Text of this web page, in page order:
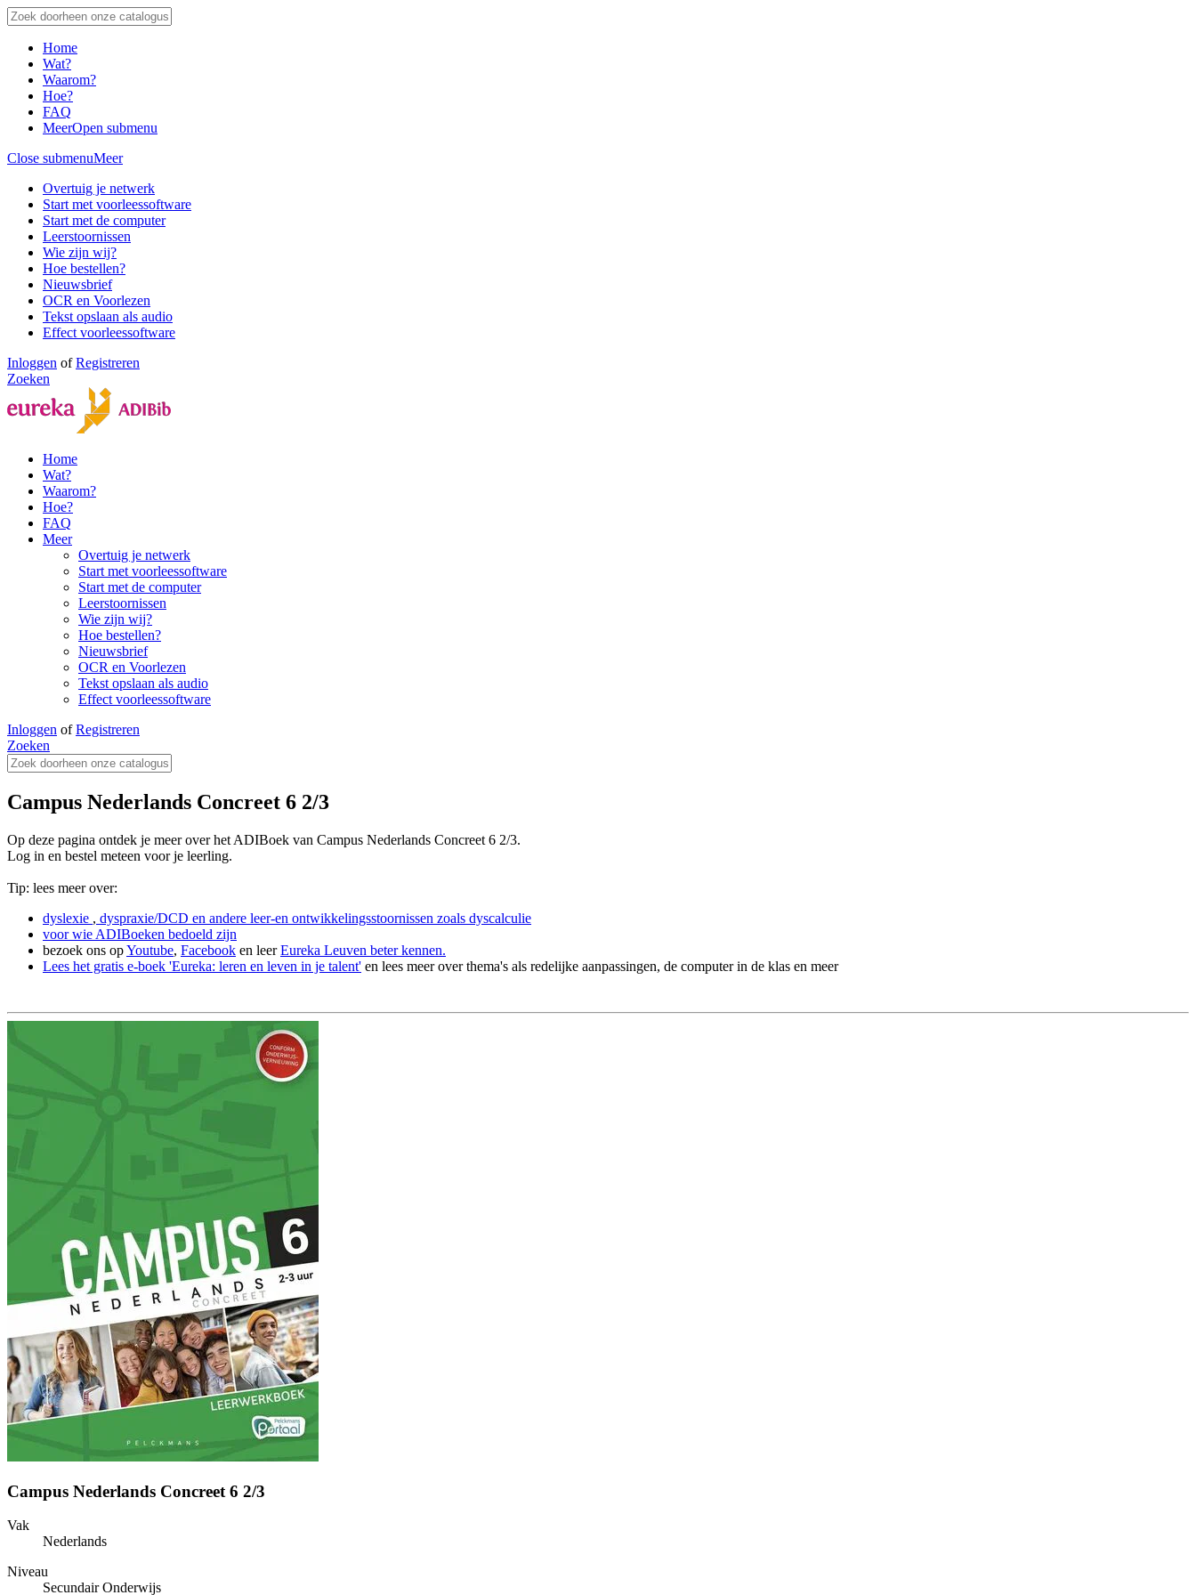
Home
Wat?
Waarom?
Hoe?
FAQ
MeerOpen submenu
Close submenuMeer
Overtuig je netwerk
Start met voorleessoftware
Start met de computer
Leerstoornissen
Wie zijn wij?
Hoe bestellen?
Nieuwsbrief
OCR en Voorlezen
Tekst opslaan als audio
Effect voorleessoftware
Inloggen ofRegistreren
Zoeken
Home
Wat?
Waarom?
Hoe?
FAQ
Meer
Overtuig je netwerk
Start met voorleessoftware
Start met de computer
Leerstoornissen
Wie zijn wij?
Hoe bestellen?
Nieuwsbrief
OCR en Voorlezen
Tekst opslaan als audio
Effect voorleessoftware
Inloggen ofRegistreren
Zoeken
Campus Nederlands Concreet 6 2/3
Op deze pagina ontdek je meer over het ADIBoek van Campus Nederlands Concreet 6 2/3.
Log in en bestel meteen voor je leerling.
Tip: lees meer over:
dyslexie , dyspraxie/DCD en andere leer-en ontwikkelingsstoornissen zoals dyscalculie
voor wie ADIBoeken bedoeld zijn
bezoek ons opYoutube, Facebook en leerEureka Leuven beter kennen.
Lees het gratis e-boek 'Eureka: leren en leven in je talent' en lees meer over thema's als redelijke aanpassingen, de computer in de klas en meer
Campus Nederlands Concreet 6 2/3
Vak
Nederlands
Niveau
Secundair Onderwijs